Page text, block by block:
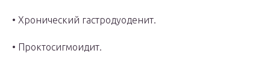
• Хронический гастродуоденит.
• Проктосигмоидит.